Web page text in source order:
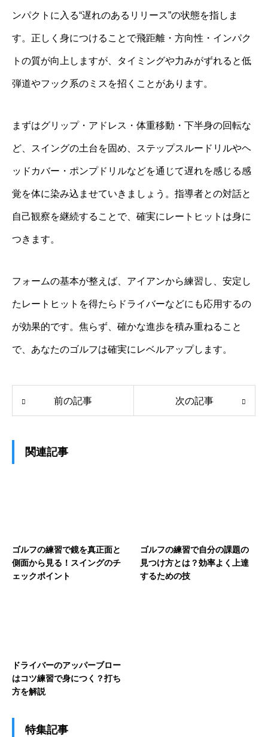
ンパクトに入る“遅れのあるリリース”の状態を指しま
す。正しく身につけることで飛距離・方向性・インパク
トの質が向上しますが、タイミングや力みがずれると低
弾道やフック系のミスを招くことがあります。
まずはグリップ・アドレス・体重移動・下半身の回転な
ど、スイングの土台を固め、ステップスルードリルやヘ
ッドカバー・ポンプドリルなどを通じて遅れを感じる感
覚を体に染み込ませていきましょう。指導者との対話と
自己観察を継続することで、確実にレートヒットは身に
つきます。
フォームの基本が整えば、アイアンから練習し、安定し
たレートヒットを得たらドライバーなどにも応用するの
が効果的です。焦らず、確かな進歩を積み重ねること
で、あなたのゴルフは確実にレベルアップします。
前の記事 次の記事
関連記事
ゴルフの練習で鏡を真正面と
側面から見る！スイングのチ
ェックポイント
ゴルフの練習で自分の課題の
見つけ方とは？効率よく上達
するための技
ドライバーのアッパーブロー
はコツ練習で身につく？打ち
方を解説
特集記事